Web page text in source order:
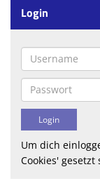
Login
Um dich
Cookies' gesetzt